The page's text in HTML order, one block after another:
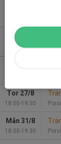
Tor 27/8
18:00-19:30
Mån 31/8
18:00-19:30